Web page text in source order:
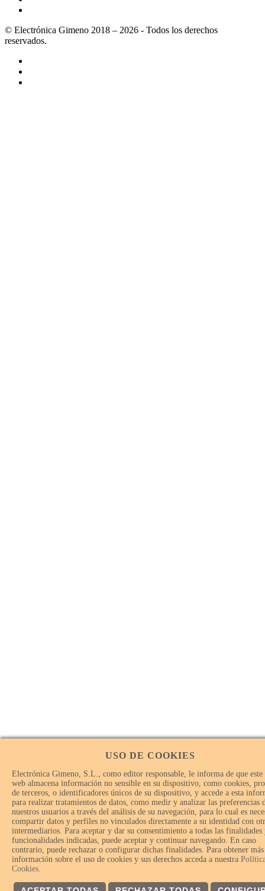
© Electrónica Gimeno 2018 – 2026 - Todos los derechos
reservados.
USO DE COOKIES
Electrónica Gimeno, S.L., como editor responsable, le informa de que
web almacena información no sensible en su dispositivo, como cookies,
de terceros, o identificadores únicos de su dispositivo, y accede a esta
para realizar tratamientos de datos, como medir y analizar las preferencias
nuestros usuarios a través del análisis de su navegación, para lo cual es
compartir datos y perfiles no vinculados directamente a su identidad con
intermediarios. Para aceptar y dar su consentimiento a todas las finalidades
funcionalidades indicadas, puede aceptar y continuar navegando. En caso
contrario, puede rechazar o configurar dichas finalidades. Para obtener más
información sobre el uso de cookies y sus derechos acceda a nuestra
Cookies.